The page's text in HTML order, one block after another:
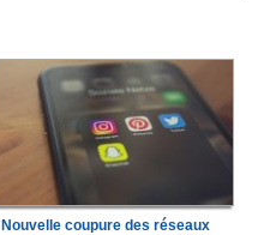
Nouvelle coupure des réseaux